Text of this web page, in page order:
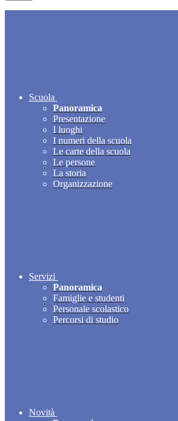
Scuola
Panoramica
Presentazione
I luoghi
I numeri della scuola
Le carte della scuola
Le persone
La storia
Organizzazione
Servizi
Panoramica
Famiglie e studenti
Personale scolastico
Percorsi di studio
Novità